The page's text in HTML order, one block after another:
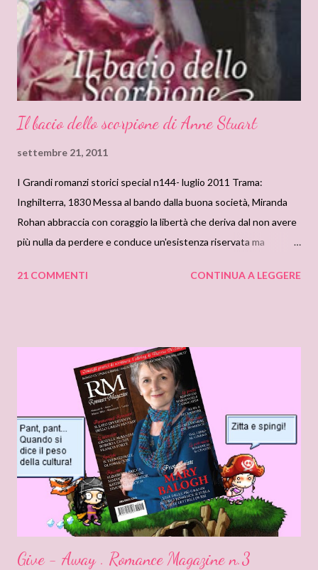
splendide uscite questo mese per gli Oro: Capelli di Luna di
Miriam Formenti ( Questo romanzo e' un Must per molte lettrici
di Romance...
Il bacio dello scorpione di Anne Stuart
settembre 21, 2011
I Grandi romanzi storici special n144- luglio 2011 Trama:
Inghilterra, 1830 Messa al bando dalla buona società, Miranda
Rohan abbraccia con coraggio la libertà che deriva dal non avere
più nulla da perdere e conduce un'esistenza riservata ma
esistenza prende però una piega alquanto pericolosa quando si
impostato sull'amicizia, ma che in realtà si fonda sulla vendetta.
Quando l'amara verità viene a galla, la giovane donna si rivela un
nemico implacabile e agguerrito, capace di tenere testa anche
allo Scorpione. Eppure l'odio, inaspettatamente, innesca tra loro
una passione folgorante. E forse anche dell'altro... Una cupa e
crudele storia d'amore e di vendetta. Un romanzo che
sicuramente farà discutere... Pe...
21 COMMENTI CONTINUA A LEGGERE
Give - Away . Romance Magazine n.3